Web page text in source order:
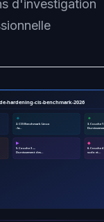
d'investigation
hardening-cis-benchmark-2026
🔹
2. CIS Benchmark Linux
: la…
🔸
3. Couche 1
▶
5. Couche 3 —
Durcissement des…
◆
6. Couche
sudo et…